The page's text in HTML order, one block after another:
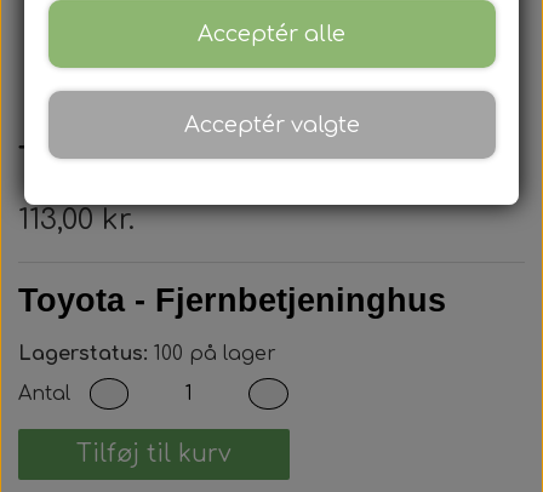
Toyota - Nøglehus
113,00 kr.
Toyota - Fjernbetjeninghus
Lagerstatus: 100 på lager
Antal
Tilføj til kurv
Acceptér alle
Acceptér valgte